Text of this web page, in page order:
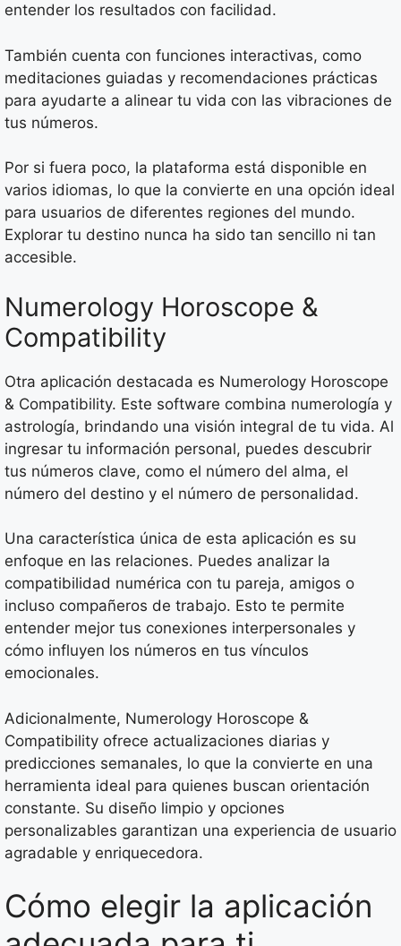
entender los resultados con facilidad.
También cuenta con funciones interactivas, como
meditaciones guiadas y recomendaciones prácticas
para ayudarte a alinear tu vida con las vibraciones de
tus números.
Por si fuera poco, la plataforma está disponible en
varios idiomas, lo que la convierte en una opción ideal
para usuarios de diferentes regiones del mundo.
Explorar tu destino nunca ha sido tan sencillo ni tan
accesible.
Numerology Horoscope &
Compatibility
Otra aplicación destacada es Numerology Horoscope
& Compatibility. Este software combina numerología y
astrología, brindando una visión integral de tu vida. Al
ingresar tu información personal, puedes descubrir
tus números clave, como el número del alma, el
número del destino y el número de personalidad.
Una característica única de esta aplicación es su
enfoque en las relaciones. Puedes analizar la
compatibilidad numérica con tu pareja, amigos o
incluso compañeros de trabajo. Esto te permite
entender mejor tus conexiones interpersonales y
cómo influyen los números en tus vínculos
emocionales.
Adicionalmente, Numerology Horoscope &
Compatibility ofrece actualizaciones diarias y
predicciones semanales, lo que la convierte en una
herramienta ideal para quienes buscan orientación
constante. Su diseño limpio y opciones
personalizables garantizan una experiencia de usuario
agradable y enriquecedora.
Cómo elegir la aplicación